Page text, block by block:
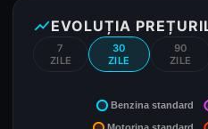
show_chartEVOLUȚIA
7
ZILE
30
ZILE
90
ZILE